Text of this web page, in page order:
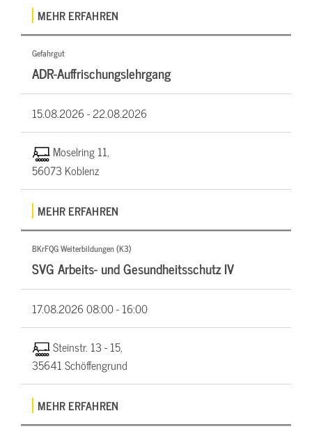
MEHR ERFAHREN
Gefahrgut
ADR-Auffrischungslehrgang
15.08.2026 -22.08.2026
Moselring 11,
56073 Koblenz
MEHR ERFAHREN
BKrFQG Weiterbildungen (K3)
SVG Arbeits- und Gesundheitsschutz IV
17.08.202608:00 - 16:00
Steinstr. 13 - 15,
35641 Schöffengrund
MEHR ERFAHREN